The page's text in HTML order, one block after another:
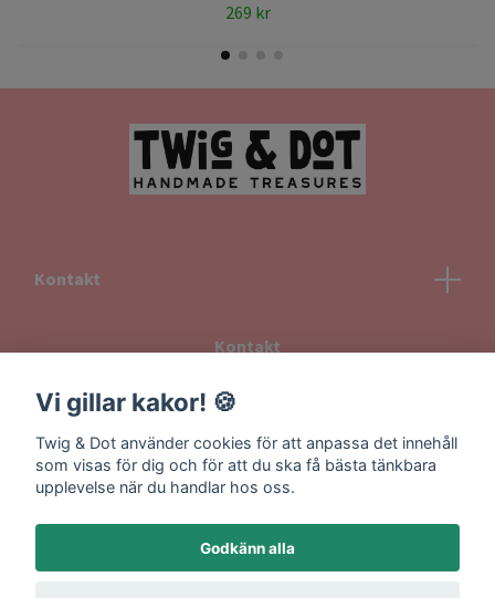
269 kr
Kontakt
Kontakt
Returvillkor
Information om frakt
Vi gillar kakor! 🍪
Twig & Dot använder cookies för att anpassa det innehåll
som visas för dig och för att du ska få bästa tänkbara
upplevelse när du handlar hos oss.
Godkänn alla